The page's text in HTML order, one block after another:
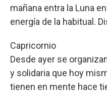
mañana entra la Luna
energía de la habitual.
Capricornio
Desde ayer se
y solidaria que hoy
tienen en mente hace